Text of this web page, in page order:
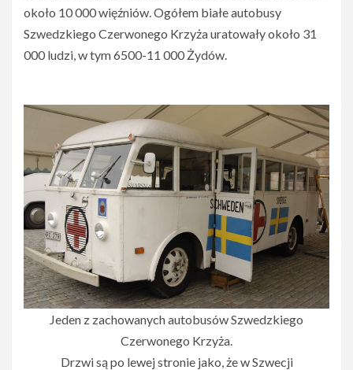
około 10 000 więźniów. Ogółem białe autobusy
Szwedzkiego Czerwonego Krzyża uratowały około 31
000 ludzi, w tym 6500-11 000 Żydów.
Jeden z zachowanych autobusów Szwedzkiego
Czerwonego Krzyża.
Drzwi są po lewej stronie jako, że w Szwecji